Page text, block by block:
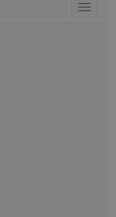
Toggle